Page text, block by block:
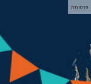
פרסומת